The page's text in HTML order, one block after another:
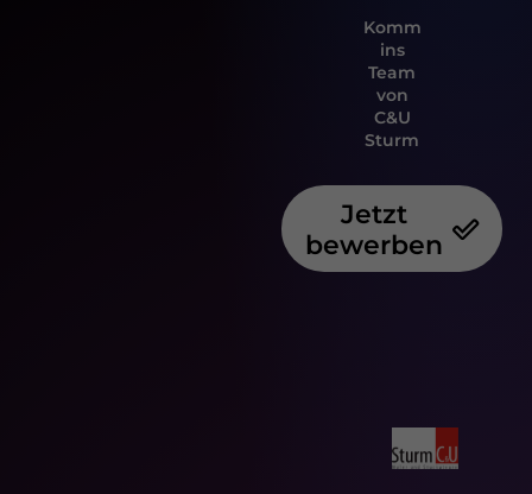
Komm
ins
Team
von
C&U
Sturm
Jetzt
bewerben